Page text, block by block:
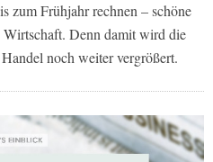
zum Frühjahr rechnen – schöne
Denn damit wird die
noch weiter vergrößert.